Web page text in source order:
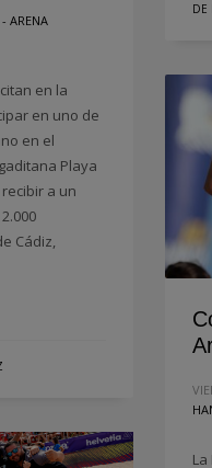
DE
- ARENA
en la
en uno de
en el
Playa
a un
Cádiz,